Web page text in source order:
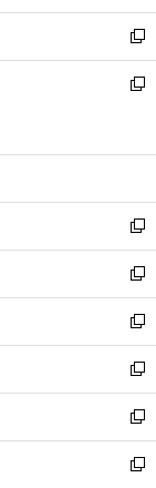
開
く
ウ
で
開
く
ン
ド
ウ
で
ウ
ィ
ン
ド
開
新
し
い
ン
ウ
で
開
く
新
ウ
ン
ド
ウ
で
開
く
新
し
い
ウ
ィ
ン
ド
ウ
で
開
く
新
し
い
ウ
ィ
ン
ド
ウ
で
新
し
い
ウ
ィ
ン
ド
新
し
い
ウ
ィ
新
し
い
新